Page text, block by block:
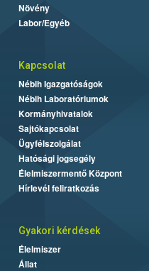
Növény
Labor/Egyéb
Kapcsolat
Nébih Igazgatóságok
Nébih Laboratóriumok
Kormányhivatalok
Sajtókapcsolat
Ügyfélszolgálat
Hatósági jogsegély
Élelmiszermentő Központ
Hírlevél feliratkozás
Gyakori kérdések
Élelmiszer
Állat